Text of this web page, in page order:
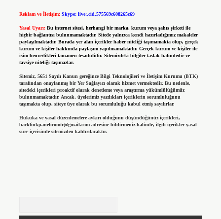
Reklam ve İletişim: Skype: live:.cid.575569c608265c69
Yasal Uyarı: Bu internet sitesi, herhangi bir marka, kurum veya şahıs şirketi ile
hiçbir bağlantısı bulunmamaktadır. Sitede yalnızca kendi hazırladığımız makaleler
paylaşılmaktadır. Burada yer alan içerikler haber niteliği taşımamakta olup, gerçek
kurum ve kişiler hakkında paylaşım yapılmamaktadır. Gerçek kurum ve kişiler ile
isim benzerlikleri tamamen tesadüfidir. Sitemizdeki bilgiler taslak halindedir ve
tavsiye niteliği taşımazlar.
Sitemiz, 5651 Sayılı Kanun gereğince Bilgi Teknolojileri ve İletişim Kurumu (BTK)
tarafından onaylanmış bir Yer Sağlayıcı olarak hizmet vermektedir. Bu nedenle,
sitedeki içerikleri proaktif olarak denetleme veya araştırma yükümlülüğümüz
bulunmamaktadır. Ancak, üyelerimiz yazdıkları içeriklerin sorumluluğunu
taşımakta olup, siteye üye olarak bu sorumluluğu kabul etmiş sayılırlar.
Hukuka ve yasal düzenlemelere aykırı olduğunu düşündüğünüz içerikleri,
backlinkpanelicomtr@gmail.comadresine bildirmeniz halinde, ilgili içerikler yasal
süre içerisinde sitemizden kaldırılacaktır.